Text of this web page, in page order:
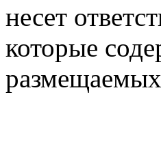
несет
которые